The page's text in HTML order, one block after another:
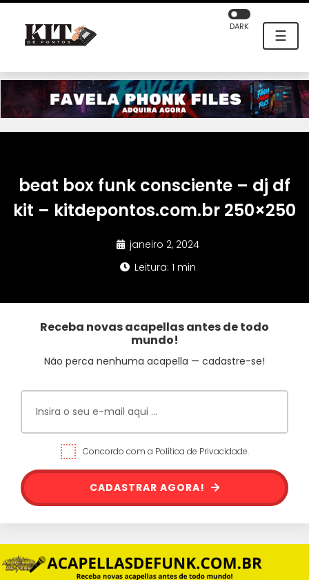
☰
DARK
beat box funk consciente – dj df
kit – kitdepontos.com.br 250×250
janeiro 2, 2024
Leitura: 1 min
Receba novas acapellas antes de todo
mundo!
Não perca nenhuma acapella — cadastre-se!
Concordo com a Política de Privacidade.
CADASTRAR AGORA!